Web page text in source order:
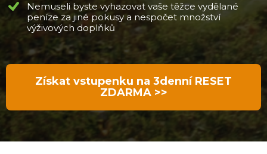
Nemuseli byste vyhazovat vaše těžce vydělané
peníze za jiné pokusy a nespočet množství
výživových doplňků
Získat vstupenku na 3denní RESET
ZDARMA >>